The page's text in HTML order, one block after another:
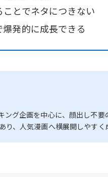
とでネタにつきない
発的に成長できる
グ企画を中心に、顔出し不要
、人気漫画へ横展開しやすく